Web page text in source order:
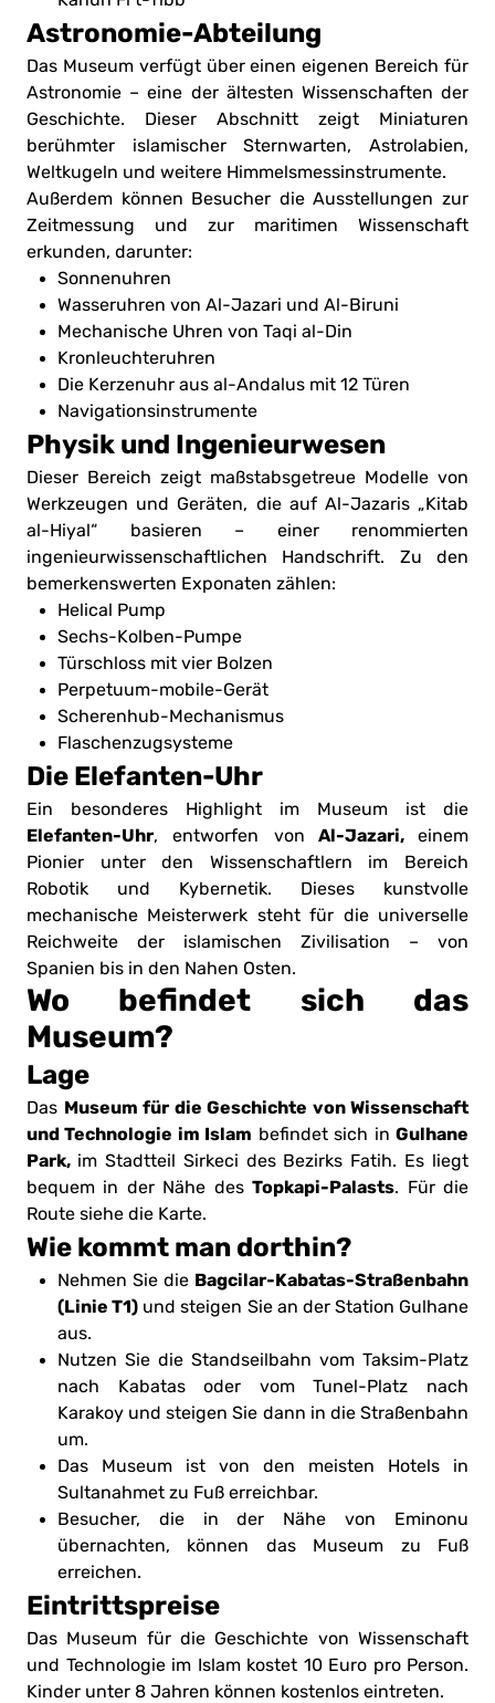
Astronomie-Abteilung
Das Museum verfügt über einen eigenen Bereich für
Astronomie – eine der ältesten Wissenschaften der
Geschichte. Dieser Abschnitt zeigt Miniaturen
berühmter islamischer Sternwarten, Astrolabien,
Weltkugeln und weitere Himmelsmessinstrumente.
Außerdem können Besucher die Ausstellungen zur
Zeitmessung und zur maritimen Wissenschaft
erkunden, darunter:
Sonnenuhren
Wasseruhren von Al-Jazari und Al-Biruni
Mechanische Uhren von Taqi al-Din
Kronleuchteruhren
Die Kerzenuhr aus al-Andalus mit 12 Türen
Navigationsinstrumente
Physik und Ingenieurwesen
Dieser Bereich zeigt maßstabsgetreue Modelle von
Werkzeugen und Geräten, die auf Al-Jazaris „Kitab
al-Hiyal“ basieren – einer renommierten
ingenieurwissenschaftlichen Handschrift. Zu den
bemerkenswerten Exponaten zählen:
Helical Pump
Sechs-Kolben-Pumpe
Türschloss mit vier Bolzen
Perpetuum-mobile-Gerät
Scherenhub-Mechanismus
Flaschenzugsysteme
Die Elefanten-Uhr
Ein besonderes Highlight im Museum ist die
Elefanten-Uhr, entworfen von Al-Jazari, einem
Pionier unter den Wissenschaftlern im Bereich
Robotik und Kybernetik. Dieses kunstvolle
mechanische Meisterwerk steht für die universelle
Reichweite der islamischen Zivilisation – von
Spanien bis in den Nahen Osten.
Wo befindet sich das
Museum?
Lage
Das Museum für die Geschichte von Wissenschaft
und Technologie im Islam befindet sich inGulhane
Park, im Stadtteil Sirkeci des Bezirks Fatih. Es liegt
bequem in der Nähe desTopkapi-Palasts. Für die
Route siehe die Karte.
Wie kommt man dorthin?
Nehmen Sie die Bagcilar-Kabatas-Straßenbahn
(Linie T1) und steigen Sie an der Station Gulhane
aus.
Nutzen Sie die Standseilbahn vom Taksim-Platz
nach Kabatas oder vom Tunel-Platz nach
Karakoy und steigen Sie dann in die Straßenbahn
um.
Das Museum ist von den meisten Hotels in
Sultanahmet zu Fuß erreichbar.
Besucher, die in der Nähe von Eminonu
übernachten, können das Museum zu Fuß
erreichen.
Eintrittspreise
Das Museum für die Geschichte von Wissenschaft
und Technologie im Islam kostet 10 Euro pro Person.
Kinder unter 8 Jahren können kostenlos eintreten.